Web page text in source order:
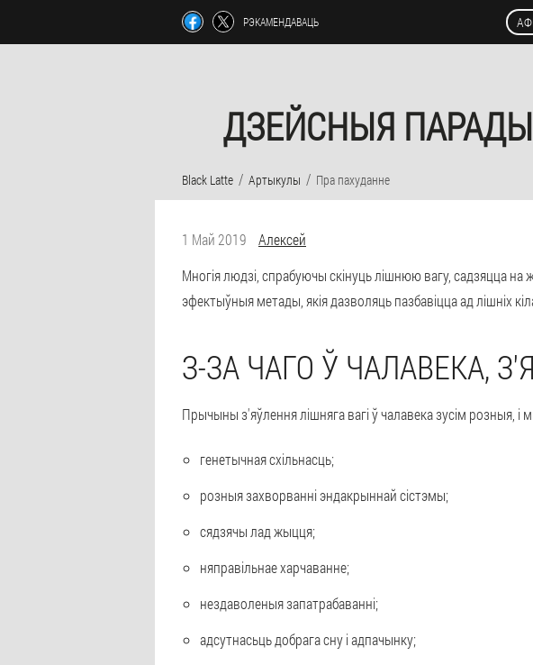
РЭКАМЕНДАВАЦЬ
ДЗЕЙСНЫЯ
Black Latte Артыкулы Пра пахуданне
1 Май 2019
Алексей
Многія людзі, спрабуючы скінуць лішнюю вагу, садзяцца на
эфектыўныя метады, якія дазволяць пазбавіцца ад лішніх
З-ЗА ЧАГО Ў ЧАЛАВЕКА,
Прычыны з'яўлення лішняга вагі ў чалавека зусім розныя,
генетычная схільнасць;
розныя захворванні эндакрыннай сістэмы;
сядзячы лад жыцця;
няправільнае харчаванне;
нездаволеныя запатрабаванні;
адсутнасьць добрага сну і адпачынку;